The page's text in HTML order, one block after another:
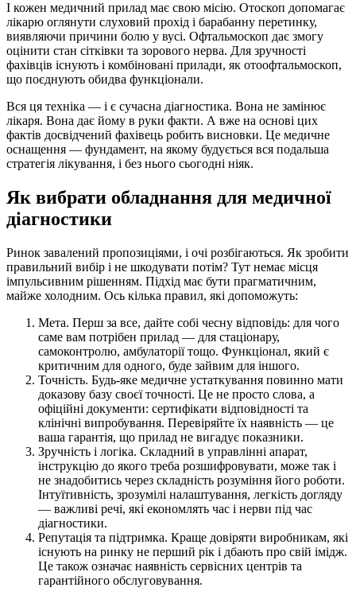
І кожен медичний прилад має свою місію. Отоскоп допомагає
лікарю оглянути слуховий прохід і барабанну перетинку,
виявляючи причини болю у вусі. Офтальмоскоп дає змогу
оцінити стан сітківки та зорового нерва. Для зручності
фахівців існують і комбіновані прилади, як отоофтальмоскоп,
що поєднують обидва функціонали.
Вся ця техніка — і є сучасна діагностика. Вона не замінює
лікаря. Вона дає йому в руки факти. А вже на основі цих
фактів досвідчений фахівець робить висновки. Це медичне
оснащення — фундамент, на якому будується вся подальша
стратегія лікування, і без нього сьогодні ніяк.
Як вибрати обладнання для медичної
діагностики
Ринок завалений пропозиціями, і очі розбігаються. Як зробити
правильний вибір і не шкодувати потім? Тут немає місця
імпульсивним рішенням. Підхід має бути прагматичним,
майже холодним. Ось кілька правил, які допоможуть:
Мета. Перш за все, дайте собі чесну відповідь: для чого
саме вам потрібен прилад — для стаціонару,
самоконтролю, амбулаторії тощо. Функціонал, який є
критичним для одного, буде зайвим для іншого.
Точність. Будь-яке медичне устаткування повинно мати
доказову базу своєї точності. Це не просто слова, а
офіційні документи: сертифікати відповідності та
клінічні випробування. Перевіряйте їх наявність — це
ваша гарантія, що прилад не вигадує показники.
Зручність і логіка. Складний в управлінні апарат,
інструкцію до якого треба розшифровувати, може так і
не знадобитись через складність розуміння його роботи.
Інтуїтивність, зрозумілі налаштування, легкість догляду
— важливі речі, які економлять час і нерви під час
діагностики.
Репутація та підтримка. Краще довіряти виробникам, які
існують на ринку не перший рік і дбають про свій імідж.
Це також означає наявність сервісних центрів та
гарантійного обслуговування.